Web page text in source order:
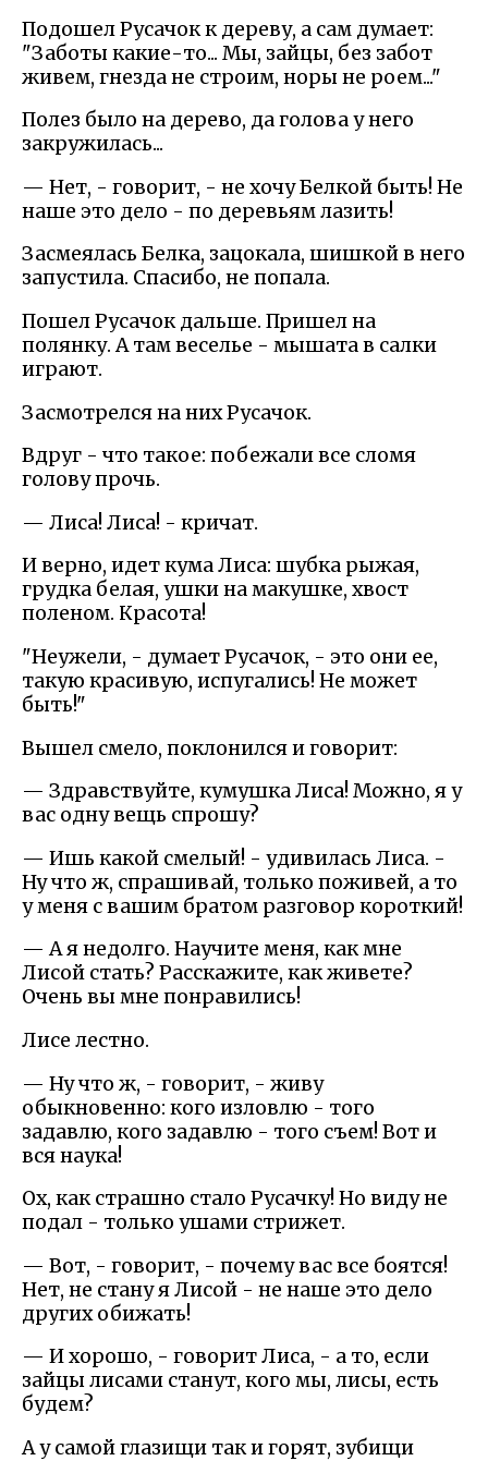
Подошел Русачок к дереву, а сам думает:
"Заботы какие-то... Мы, зайцы, без забот
живем, гнезда не строим, норы не роем..."
Полез было на дерево, да голова у него
закружилась...
— Нет, - говорит, - не хочу Белкой быть! Не
наше это дело - по деревьям лазить!
Засмеялась Белка, зацокала, шишкой в него
запустила. Спасибо, не попала.
Пошел Русачок дальше. Пришел на
полянку. А там веселье - мышата в салки
играют.
Засмотрелся на них Русачок.
Вдруг - что такое: побежали все сломя
голову прочь.
— Лиса! Лиса! - кричат.
И верно, идет кума Лиса: шубка рыжая,
грудка белая, ушки на макушке, хвост
поленом. Красота!
"Неужели, - думает Русачок, - это они ее,
такую красивую, испугались! Не может
быть!"
Вышел смело, поклонился и говорит:
— Здравствуйте, кумушка Лиса! Можно, я у
вас одну вещь спрошу?
— Ишь какой смелый! - удивилась Лиса. -
Ну что ж, спрашивай, только поживей, а то
у меня с вашим братом разговор короткий!
— А я недолго. Научите меня, как мне
Лисой стать? Расскажите, как живете?
Очень вы мне понравились!
Лисе лестно.
— Ну что ж, - говорит, - живу
обыкновенно: кого изловлю - того
задавлю, кого задавлю - того съем! Вот и
вся наука!
Ох, как страшно стало Русачку! Но виду не
подал - только ушами стрижет.
— Вот, - говорит, - почему вас все боятся!
Нет, не стану я Лисой - не наше это дело
других обижать!
— И хорошо, - говорит Лиса, - а то, если
зайцы лисами станут, кого мы, лисы, есть
будем?
А у самой глазищи так и горят, зубищи